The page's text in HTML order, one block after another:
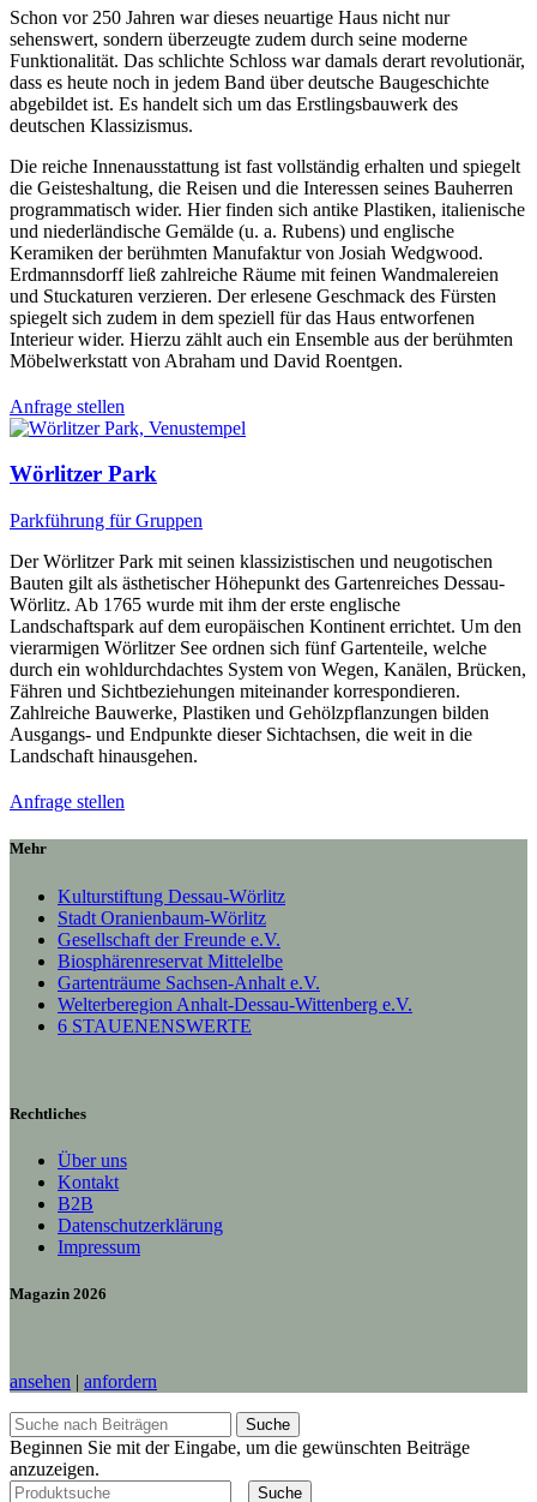
Schon vor 250 Jahren war dieses neuartige Haus nicht nur
sehenswert, sondern überzeugte zudem durch seine moderne
Funktionalität. Das schlichte Schloss war damals derart revolutionär,
dass es heute noch in jedem Band über deutsche Baugeschichte
abgebildet ist. Es handelt sich um das Erstlingsbauwerk des
deutschen Klassizismus.
Die reiche Innenausstattung ist fast vollständig erhalten und spiegelt
die Geisteshaltung, die Reisen und die Interessen seines Bauherren
programmatisch wider. Hier finden sich antike Plastiken, italienische
und niederländische Gemälde (u. a. Rubens) und englische
Keramiken der berühmten Manufaktur von Josiah Wedgwood.
Erdmannsdorff ließ zahlreiche Räume mit feinen Wandmalereien
und Stuckaturen verzieren. Der erlesene Geschmack des Fürsten
spiegelt sich zudem in dem speziell für das Haus entworfenen
Interieur wider. Hierzu zählt auch ein Ensemble aus der berühmten
Möbelwerkstatt von Abraham und David Roentgen.
Anfrage stellen
Wörlitzer Park
Parkführung für Gruppen
Der Wörlitzer Park mit seinen klassizistischen und neugotischen
Bauten gilt als ästhetischer Höhepunkt des Gartenreiches Dessau-
Wörlitz. Ab 1765 wurde mit ihm der erste englische
Landschaftspark auf dem europäischen Kontinent errichtet. Um den
vierarmigen Wörlitzer See ordnen sich fünf Gartenteile, welche
durch ein wohldurchdachtes System von Wegen, Kanälen, Brücken,
Fähren und Sichtbeziehungen miteinander korrespondieren.
Zahlreiche Bauwerke, Plastiken und Gehölzpflanzungen bilden
Ausgangs- und Endpunkte dieser Sichtachsen, die weit in die
Landschaft hinausgehen.
Anfrage stellen
Mehr
Kulturstiftung Dessau-Wörlitz
Stadt Oranienbaum-Wörlitz
Gesellschaft der Freunde e.V.
Biosphärenreservat Mittelelbe
Gartenträume Sachsen-Anhalt e.V.
Welterberegion Anhalt-Dessau-Wittenberg e.V.
6 STAUENENSWERTE
Rechtliches
Über uns
Kontakt
B2B
Datenschutzerklärung
Impressum
Magazin 2026
ansehen | anfordern
Suche
Beginnen Sie mit der Eingabe, um die gewünschten Beiträge
anzuzeigen.
Suche